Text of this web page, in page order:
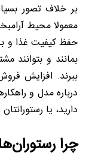
بر خلاف تصور
معمولا محیط
بمانند و بتوانند
ببرند. افزایش
درباره مدل و
دارید، یا
چرا